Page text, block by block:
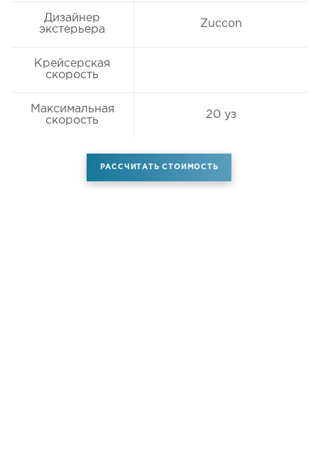
Дизайнер
экстерьера
Zuccon
Крейсерская
скорость
Максимальная
скорость
20 уз
РАССЧИТАТЬ СТОИМОСТЬ